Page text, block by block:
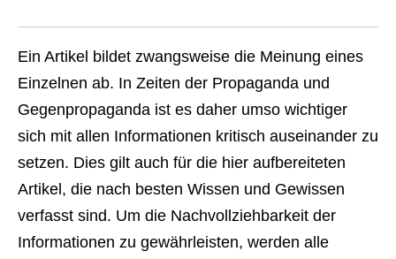
Ein Artikel bildet zwangsweise die Meinung eines
Einzelnen ab. In Zeiten der Propaganda und
Gegenpropaganda ist es daher umso wichtiger
sich mit allen Informationen kritisch auseinander zu
setzen. Dies gilt auch für die hier aufbereiteten
Artikel, die nach besten Wissen und Gewissen
verfasst sind. Um die Nachvollziehbarkeit der
Informationen zu gewährleisten, werden alle